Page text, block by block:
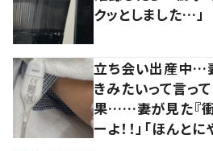
クッとしました…」
立ち会い出産中…
きみたいって言っ
果……妻が見た『衝
ーよ！！」「ほんとに